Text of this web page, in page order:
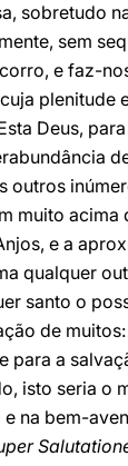
sobretudo
sem
e faz-
plenitude
Deus,
outros
muito acima
e a
qualquer
santo o
de
para a
isto seria o
na bem-